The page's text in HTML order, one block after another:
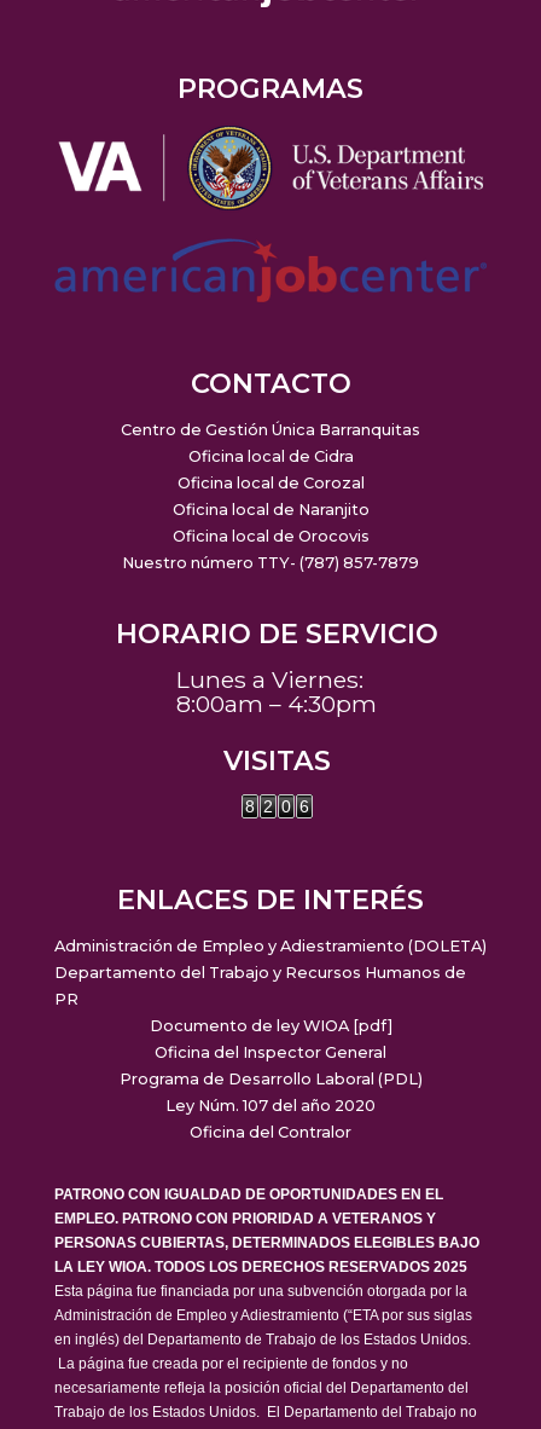
PROGRAMAS
CONTACTO
Centro de Gestión Única Barranquitas
Oficina local de Cidra
Oficina local de Corozal
Oficina local de Naranjito
Oficina local de Orocovis
Nuestro número TTY- (787) 857-7879
HORARIO DE SERVICIO
Lunes a Viernes:
8:00am – 4:30pm
VISITAS
8 2 0 6
ENLACES DE INTERÉS
Administración de Empleo y Adiestramiento (DOLETA)
Departamento del Trabajo y Recursos Humanos de
PR
Documento de ley WIOA [pdf]
Oficina del Inspector General
Programa de Desarrollo Laboral (PDL)
Ley Núm. 107 del año 2020
Oficina del Contralor
PATRONO CON IGUALDAD DE OPORTUNIDADES EN EL
EMPLEO. PATRONO CON PRIORIDAD A VETERANOS Y
PERSONAS CUBIERTAS, DETERMINADOS ELEGIBLES BAJO
LA LEY WIOA. TODOS LOS DERECHOS RESERVADOS 2025
Esta página fue financiada por una subvención otorgada por la
Administración de Empleo y Adiestramiento (“ETA por sus siglas
en inglés) del Departamento de Trabajo de los Estados Unidos.
La página fue creada por el recipiente de fondos y no
necesariamente refleja la posición oficial del Departamento del
Trabajo de los Estados Unidos. El Departamento del Trabajo no